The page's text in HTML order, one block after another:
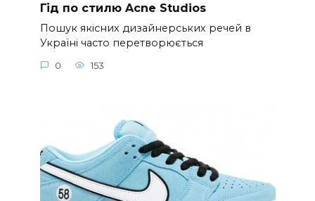
Гід по стилю Acne Studios
Пошук якісних дизайнерських речей в
Україні часто перетворюється
0 153